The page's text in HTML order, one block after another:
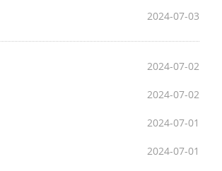
2024-07-03
2024-07-02
2024-07-02
2024-07-01
2024-07-01